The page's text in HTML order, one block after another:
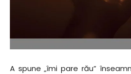
A spune „îmi pare rău”